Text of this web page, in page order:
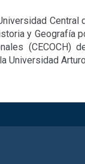
y Geografía
(CECOCH)
Universidad